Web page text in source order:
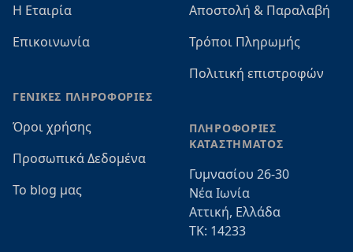
Η Εταιρία
Επικοινωνία
ΓΕΝΙΚΕΣ ΠΛΗΡΟΦΟΡΙΕΣ
Όροι χρήσης
Προσωπικά Δεδομένα
Το blog μας
Αποστολή & Παραλαβή
Τρόποι Πληρωμής
Πολιτική επιστροφών
ΠΛΗΡΟΦΟΡΙΕΣ
ΚΑΤΑΣΤΗΜΑΤΟΣ
Γυμνασίου 26-30
Νέα Ιωνία
Αττική, Ελλάδα
ΤΚ: 14233